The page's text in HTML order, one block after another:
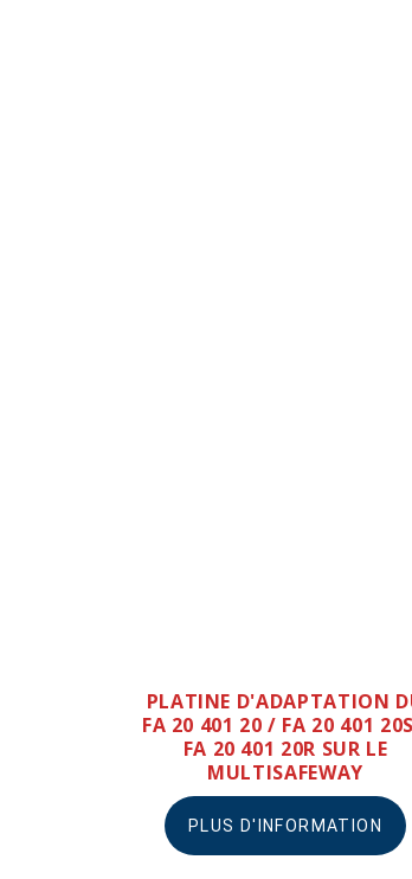
PLATINE D'ADAPTATION
FA 20 401 20 / FA 20 401
FA 20 401 20R SUR LE
MULTISAFEWAY
PLUS D'INFORMATION